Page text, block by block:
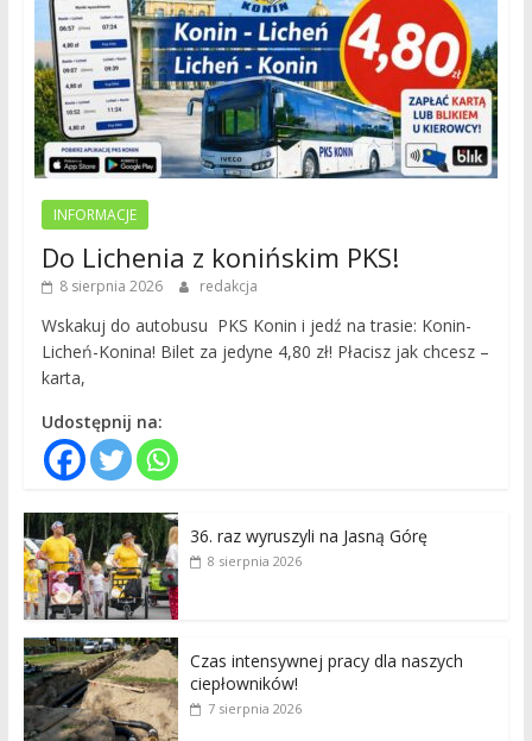
INFORMACJE
Do Lichenia z konińskim PKS!
8 sierpnia 2026 redakcja
Wskakuj do autobusu PKS Konin i jedź na trasie: Konin-
Licheń-Konina! Bilet za jedyne 4,80 zł! Płacisz jak chcesz –
karta,
Udostępnij na:
36. raz wyruszyli na Jasną Górę
8 sierpnia 2026
Czas intensywnej pracy dla naszych
ciepłowników!
7 sierpnia 2026